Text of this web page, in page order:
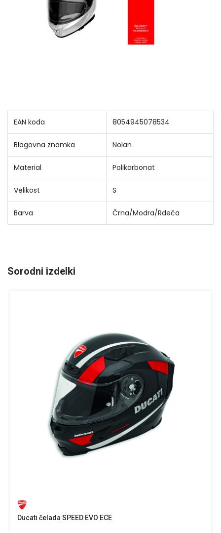
EAN koda 8054945078534
Blagovna znamka Nolan
Material Polikarbonat
Velikost S
Barva Črna/Modra/Rdeča
Sorodni izdelki
Ducati čelada SPEED EVO ECE